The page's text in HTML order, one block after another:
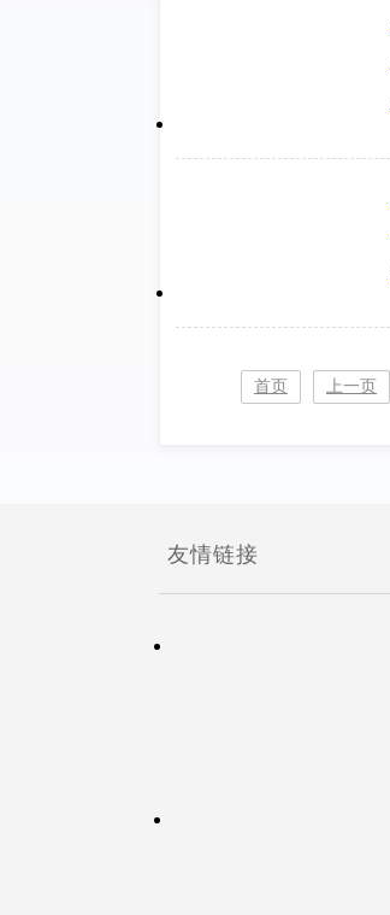
首页 上一页
友情链接